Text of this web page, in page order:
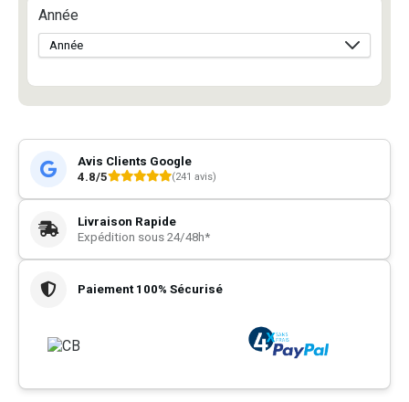
Année
Avis Clients Google
4.8/5
(241 avis)
Livraison Rapide
Expédition sous 24/48h*
Paiement 100% Sécurisé